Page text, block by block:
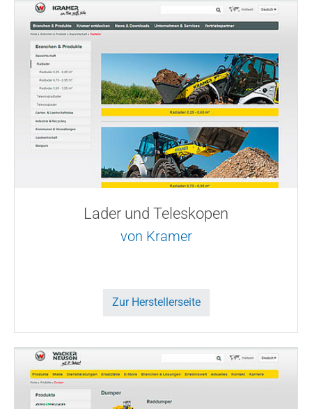
Lader und Teleskopen
von Kramer
Zur Herstellerseite